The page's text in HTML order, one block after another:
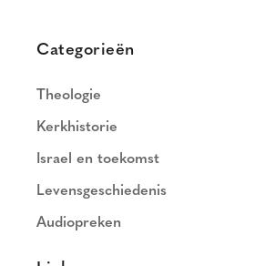
Categorieën
Theologie
Kerkhistorie
Israel en toekomst
Levensgeschiedenis
Audiopreken